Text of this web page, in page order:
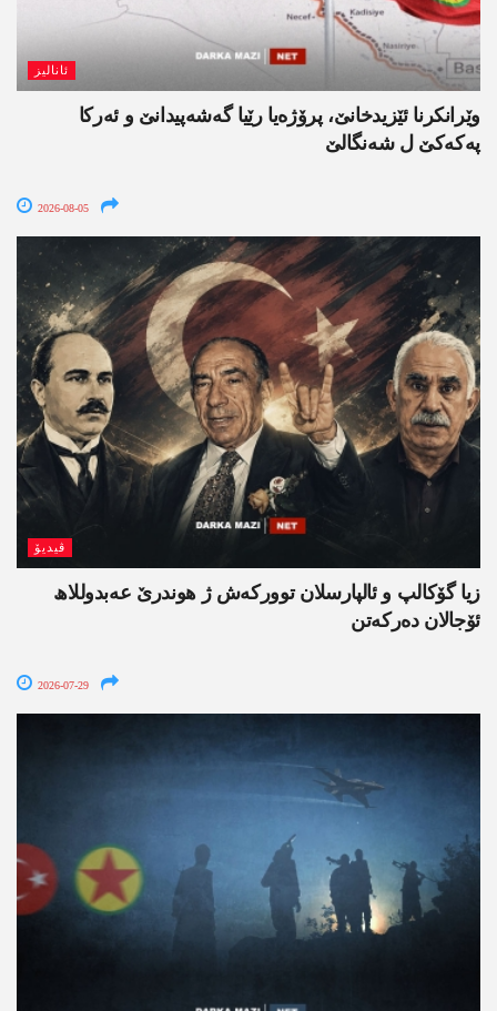
ئانالیز
وێرانکرنا ئێزیدخانێ، پرۆژەیا رێیا گەشەپیدانێ و ئەرکا
پەکەکێ ل شەنگالێ
2026-08-05
ڤیدیۆ
زیا گۆکالپ و ئالپارسلان توورکەش ژ ھوندرێ عەبدوللاھ
ئۆجالان دەرکەتن
2026-07-29